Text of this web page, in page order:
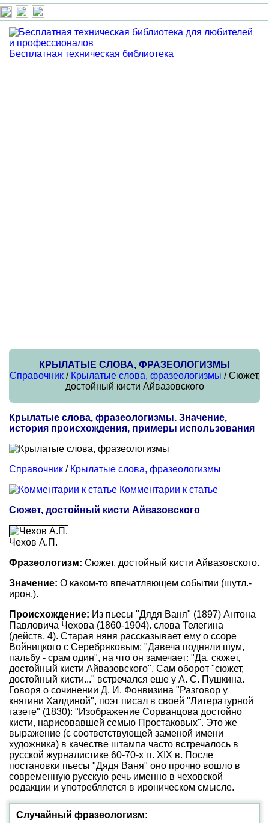
Бесплатная техническая библиотека
КРЫЛАТЫЕ СЛОВА, ФРАЗЕОЛОГИЗМЫ
Справочник/ Крылатые слова, фразеологизмы / Сюжет,
достойный кисти Айвазовского
Крылатые слова, фразеологизмы. Значение,
история происхождения, примеры использования
Справочник / Крылатые слова, фразеологизмы
Комментарии к статье
Сюжет, достойный кисти Айвазовского
Чехов А.П.
Фразеологизм: Сюжет, достойный кисти Айвазовского.
Значение: О каком-то впечатляющем событии (шутл.-
ирон.).
Происхождение: Из пьесы "Дядя Ваня" (1897) Антона
Павловича Чехова (1860-1904). слова Телегина
(действ. 4). Старая няня рассказывает ему о ссоре
Войницкого с Серебряковым: "Давеча подняли шум,
пальбу - срам один", на что он замечает: "Да, сюжет,
достойный кисти Айвазовского". Сам оборот "сюжет,
достойный кисти..." встречался еше у А. С. Пушкина.
Говоря о сочинении Д. И. Фонвизина "Разговор у
княгини Халдиной", поэт писал в своей "Литературной
газете" (1830): "Изображение Сорванцова достойно
кисти, нарисовавшей семью Простаковых". Это же
выражение (с соответствующей заменой имени
художника) в качестве штампа часто встречалось в
русской журналистике 60-70-х гг. XIX в. После
постановки пьесы "Дядя Ваня" оно прочно вошло в
современную русскую речь именно в чеховской
редакции и употребляется в ироническом смысле.
Случайный фразеологизм: